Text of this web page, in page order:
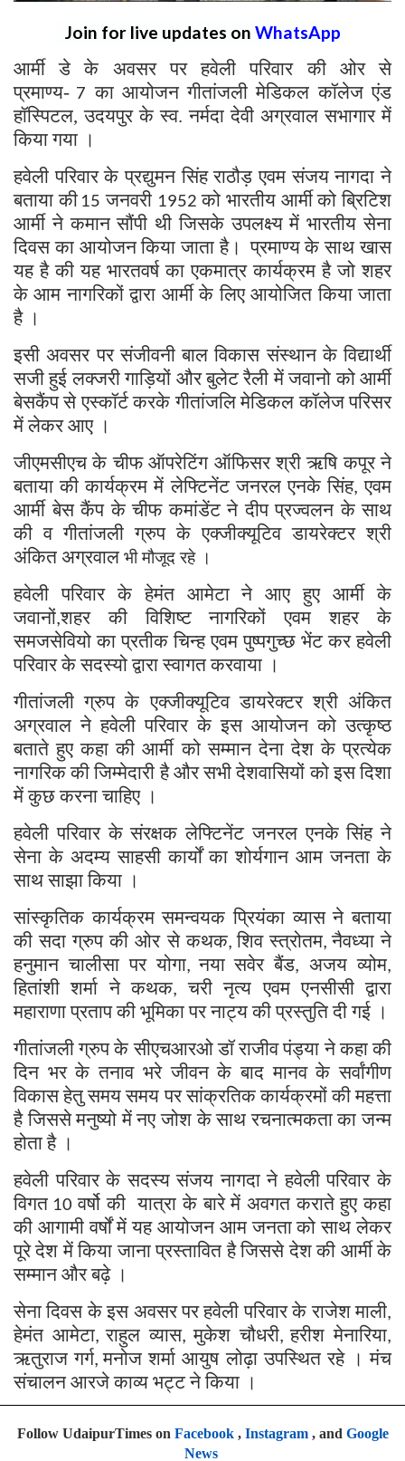
Join for live updates on WhatsApp
आर्मी डे के अवसर पर हवेली परिवार की ओर से
प्रमाण्य- 7 का आयोजन गीतांजली मेडिकल कॉलेज एंड
हॉस्पिटल, उदयपुर के स्व. नर्मदा देवी अग्रवाल सभागार में
किया गया ।
हवेली परिवार के प्रद्युमन सिंह राठौड़ एवम संजय नागदा ने
बताया की 15 जनवरी 1952 को भारतीय आर्मी को ब्रिटिश
आर्मी ने कमान सौंपी थी जिसके उपलक्ष्य में भारतीय सेना
दिवस का आयोजन किया जाता है। प्रमाण्य के साथ खास
यह है की यह भारतवर्ष का एकमात्र कार्यक्रम है जो शहर
के आम नागरिकों द्वारा आर्मी के लिए आयोजित किया जाता
है ।
इसी अवसर पर संजीवनी बाल विकास संस्थान के विद्यार्थी
सजी हुई लक्जरी गाड़ियों और बुलेट रैली में जवानो को आर्मी
बेसकैंप से एस्कॉर्ट करके गीतांजलि मेडिकल कॉलेज परिसर
में लेकर आए ।
जीएमसीएच के चीफ ऑपरेटिंग ऑफिसर श्री ऋषि कपूर ने
बताया की कार्यक्रम में लेफ्टिनेंट जनरल एनके सिंह,एवम
आर्मी बेस कैंप के चीफ कमांडेंट ने दीप प्रज्वलन के साथ
की व गीतांजली ग्रुप के एक्जीक्यूटिव डायरेक्टर श्री
अंकित अग्रवाल भी मौजूद रहे ।
हवेली परिवार के हेमंत आमेटा ने आए हुए आर्मी के
जवानों,शहर की विशिष्ट नागरिकों एवम शहर के
समजसेवियो का प्रतीक चिन्ह एवम पुष्पगुच्छ भेंट कर हवेली
परिवार के सदस्यो द्वारा स्वागत करवाया ।
गीतांजली ग्रुप के एक्जीक्यूटिव डायरेक्टर श्री अंकित
अग्रवाल ने हवेली परिवार के इस आयोजन को उत्कृष्ठ
बताते हुए कहा की आर्मी को सम्मान देना देश के प्रत्येक
नागरिक की जिम्मेदारी है और सभी देशवासियों को इस दिशा
में कुछ करना चाहिए ।
हवेली परिवार के संरक्षक लेफ्टिनेंट जनरल एनके सिंह ने
सेना के अदम्य साहसी कार्यों का शोर्यगान आम जनता के
साथ साझा किया ।
सांस्कृतिक कार्यक्रम समन्वयक प्रियंका व्यास ने बताया
की सदा ग्रुप की ओर से कथक, शिव स्त्रोतम, नैवध्या ने
हनुमान चालीसा पर योगा, नया सवेर बैंड,अजय व्योम,
हितांशी शर्मा ने कथक,चरी नृत्य एवम एनसीसी द्वारा
महाराणा प्रताप की भूमिका पर नाट्य की प्रस्तुति दी गई ।
गीतांजली ग्रुप के सीएचआरओ डॉ राजीव पंड्या ने कहा की
दिन भर के तनाव भरे जीवन के बाद मानव के सर्वांगीण
विकास हेतु समय समय पर सांक्रतिक कार्यक्रमों की महत्ता
है जिससे मनुष्यो में नए जोश के साथ रचनात्मकता का जन्म
होता है ।
हवेली परिवार के सदस्य संजय नागदा ने हवेली परिवार के
विगत 10 वर्षो की यात्रा के बारे में अवगत कराते हुए कहा
की आगामी वर्षों में यह आयोजन आम जनता को साथ लेकर
पूरे देश में किया जाना प्रस्तावित है जिससे देश की आर्मी के
सम्मान और बढ़े ।
सेना दिवस के इस अवसर पर हवेली परिवार के राजेश माली,
हेमंत आमेटा, राहुल व्यास, मुकेश चौधरी, हरीश मेनारिया,
ऋतुराज गर्ग, मनोज शर्मा आयुष लोढ़ा उपस्थित रहे । मंच
संचालन आरजे काव्य भट्ट ने किया ।
Follow UdaipurTimes on Facebook, Instagram, and Google
News